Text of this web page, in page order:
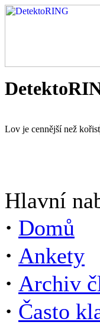
Lov je cennější než kořist
Hlavní
· Domů
· Ankety
· Archiv
· Často